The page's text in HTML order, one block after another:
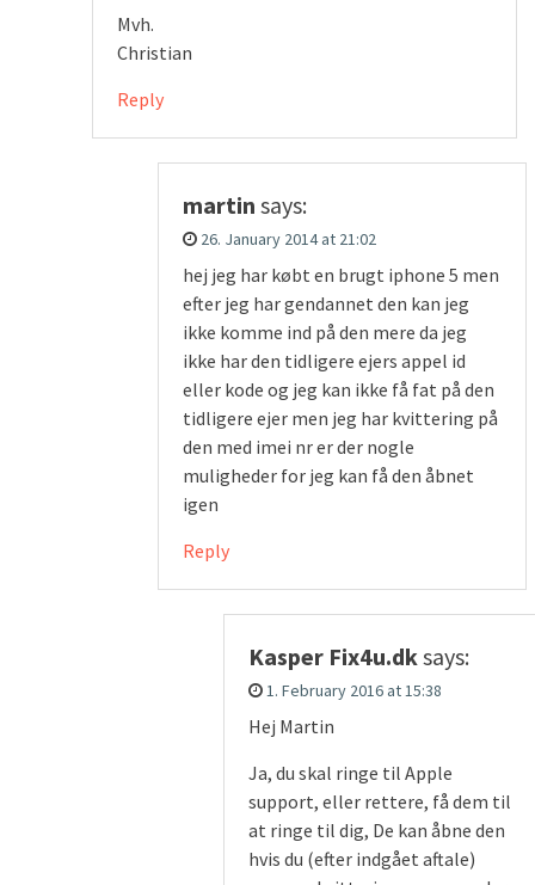
Mvh.
Christian
Reply
martin says:
26. January 2014 at 21:02
hej jeg har købt en brugt iphone 5 men
efter jeg har gendannet den kan jeg
ikke komme ind på den mere da jeg
ikke har den tidligere ejers appel id
eller kode og jeg kan ikke få fat på den
tidligere ejer men jeg har kvittering på
den med imei nr er der nogle
muligheder for jeg kan få den åbnet
igen
Reply
Kasper Fix4u.dksays:
1. February 2016 at 15:38
Hej Martin
Ja, du skal ringe til Apple
support, eller rettere, få dem til
at ringe til dig, De kan åbne den
hvis du (efter indgået aftale)